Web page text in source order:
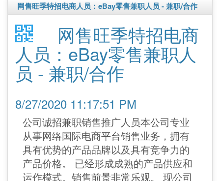
网售旺季特招电商人员：eBay零售兼职人员 - 兼职/合作
网售旺季特招电商
人员：eBay零售兼职人
员 - 兼职/合作
8/27/2020 11:17:51 PM
公司诚招兼职销售推广人员本公司专业
从事网络国际电商平台销售业务，拥有
具有优势的产品品牌以及具有竞争力的
产品价格。 已经形成成熟的产品供应和
运作模式。销售前景非常乐观。 现公司